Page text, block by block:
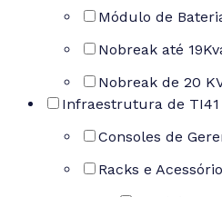
Módulo de
Nobreak até
Nobreak de 20
Infraestrutura de TI41
Consoles de
Racks e